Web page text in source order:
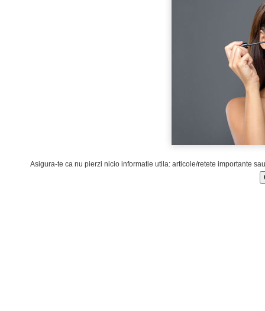
Asigura-te ca nu pierzi nicio informatie utila: articole/retete importante